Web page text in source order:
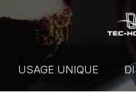
USAGE UNIQUE